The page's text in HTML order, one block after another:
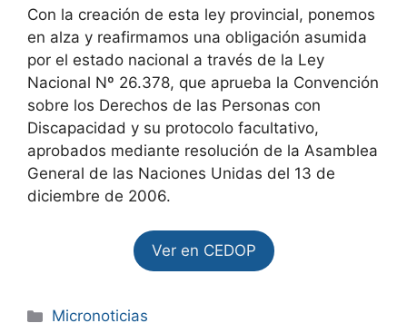
Con la creación de esta ley provincial, ponemos
en alza y reafirmamos una obligación asumida
por el estado nacional a través de la Ley
Nacional Nº 26.378, que aprueba la Convención
sobre los Derechos de las Personas con
Discapacidad y su protocolo facultativo,
aprobados mediante resolución de la Asamblea
General de las Naciones Unidas del 13 de
diciembre de 2006.
Ver en CEDOP
Micronoticias